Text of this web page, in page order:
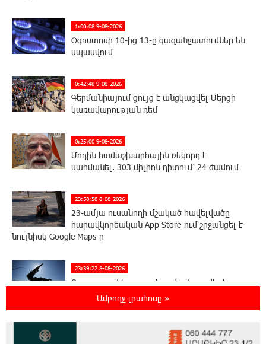
1:00:08 9-08-2026
Օգոստոսի 10-ից 13-ը գազանջատումներ են
սպասվում
0:42:48 9-08-2026
Գերմանիայում ցույց է անցկացվել Մերցի
կառավարության դեմ
0:25:00 9-08-2026
Մոդին համաշխարհային ռեկորդ է
սահմանել. 303 միլիոն դիտում՝ 24 ժամում
23:58:58 8-08-2026
23-ամյա ուսանողի մշակած հավելվածը
հարավկորեական App Store-ում շրջանցել է
նույնիսկ Google Maps-ը
23:39:22 8-08-2026
Ռուսաստանի տարածքում ոչնչացվել է
ուկրաինական 360 անօդաչու թռչող սարք
Օգոստոսի 10-ին, 11-ին, 12-ին, 13-ին, 14-ին,
Ամբողջ լրահոսը »